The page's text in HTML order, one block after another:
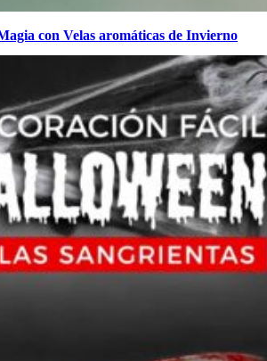
con Velas aromáticas de Invierno